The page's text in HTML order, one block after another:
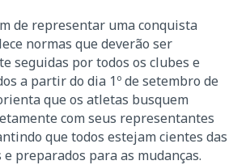
de representar uma conquista
normas que deverão ser
seguidas por todos os clubes e
a partir do dia 1º de setembro de
orienta que os atletas busquem
com seus representantes
que todos estejam cientes das
preparados para as mudanças.